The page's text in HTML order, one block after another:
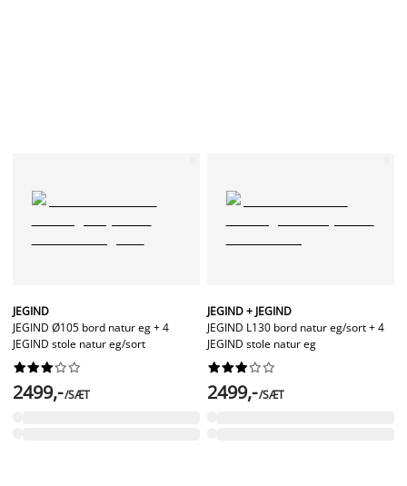
JEGIND
JEGIND Ø105 bord natur eg + 4
JEGIND stole natur eg/sort






2499,-/SÆT
JEGIND + JEGIND
JEGIND L130 bord natur eg/sort + 4
JEGIND stole natur eg






2499,-/SÆT